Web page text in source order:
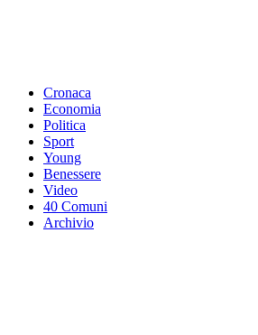
Cronaca
Economia
Politica
Sport
Young
Benessere
Video
40 Comuni
Archivio